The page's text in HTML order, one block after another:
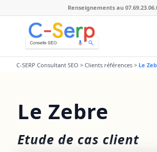
Renseignements au
C-SERP Consultant SEO > Clients références> Le
Le Zebre
Etude de cas client